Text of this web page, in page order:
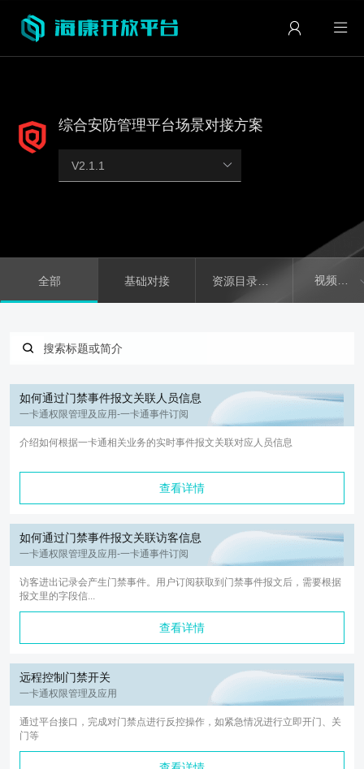
综合安防管理平台场景对接方案
全部 基础对接 资源目录获取 视频播放及控制
如何通过门禁事件报文关联人员信息
一卡通权限管理及应用-一卡通事件订阅
介绍如何根据一卡通相关业务的实时事件报文关联对应人员信息
查看详情
如何通过门禁事件报文关联访客信息
一卡通权限管理及应用-一卡通事件订阅
访客进出记录会产生门禁事件。用户订阅获取到门禁事件报文后，需要根据
报文里的字段信...
查看详情
远程控制门禁开关
一卡通权限管理及应用
通过平台接口，完成对门禁点进行反控操作，如紧急情况进行立即开门、关
门等